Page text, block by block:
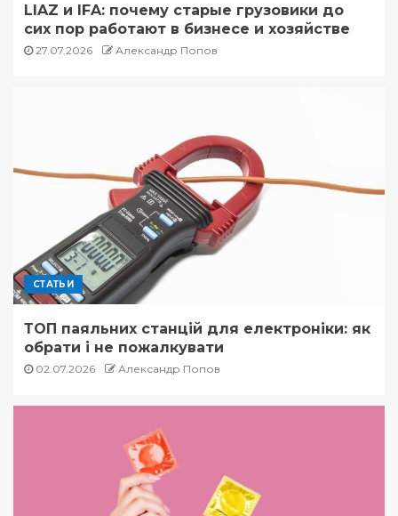
LIAZ и IFA: почему старые грузовики до
сих пор работают в бизнесе и хозяйстве
27.07.2026 Александр Попов
СТАТЬИ
ТОП паяльних станцій для електроніки: як
обрати і не пожалкувати
02.07.2026 Александр Попов